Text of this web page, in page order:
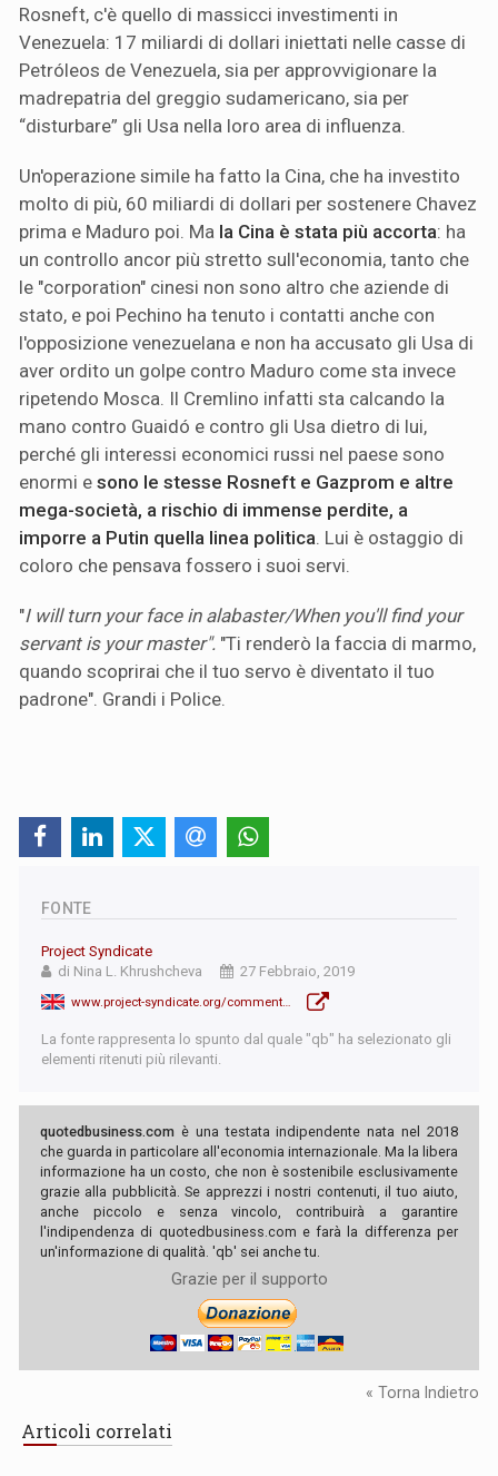
Rosneft, c'è quello di massicci investimenti in
Venezuela: 17 miliardi di dollari iniettati nelle casse di
Petróleos de Venezuela, sia per approvvigionare la
madrepatria del greggio sudamericano, sia per
“disturbare” gli Usa nella loro area di influenza.
Un'operazione simile ha fatto la Cina, che ha investito
molto di più, 60 miliardi di dollari per sostenere Chavez
prima e Maduro poi. Ma la Cina è stata più accorta: ha
un controllo ancor più stretto sull'economia, tanto che
le "corporation" cinesi non sono altro che aziende di
stato, e poi Pechino ha tenuto i contatti anche con
l'opposizione venezuelana e non ha accusato gli Usa di
aver ordito un golpe contro Maduro come sta invece
ripetendo Mosca. Il Cremlino infatti sta calcando la
mano contro Guaidó e contro gli Usa dietro di lui,
perché gli interessi economici russi nel paese sono
enormi e sono le stesse Rosneft e Gazprom e altre
mega-società, a rischio di immense perdite, a
imporre a Putin quella linea politica. Lui è ostaggio di
coloro che pensava fossero i suoi servi.
"I will turn your face in alabaster/When you'll find your
servant is your master". "Ti renderò la faccia di marmo,
quando scoprirai che il tuo servo è diventato il tuo
padrone". Grandi i Police.
FONTE
Project Syndicate
di Nina L. Khrushcheva
27 Febbraio, 2019
La fonte rappresenta lo spunto dal quale "qb" ha selezionato gli
elementi ritenuti più rilevanti.
quotedbusiness.com è una testata indipendente nata nel 2018
che guarda in particolare all'economia internazionale. Ma la libera
informazione ha un costo, che non è sostenibile esclusivamente
grazie alla pubblicità. Se apprezzi i nostri contenuti, il tuo aiuto,
anche piccolo e senza vincolo, contribuirà a garantire
l'indipendenza di quotedbusiness.com e farà la differenza per
un'informazione di qualità. 'qb' sei anche tu.
Grazie per il supporto
« Torna Indietro
Articoli correlati